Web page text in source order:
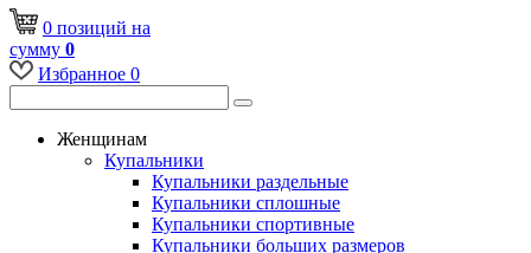
0 позиций на
сумму 0
Избранное 0
Женщинам
Купальники
Купальники раздельные
Купальники сплошные
Купальники спортивные
Купальники больших размеров